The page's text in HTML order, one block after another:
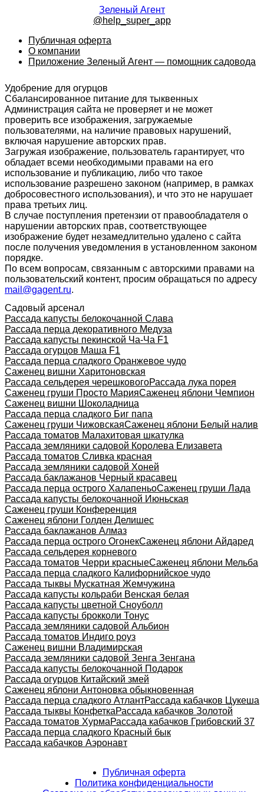
Зеленый Агент
@help_super_app
Публичная оферта
О компании
Приложение Зеленый Агент — помощник садовода
Удобрение для огурцов
Сбалансированное питание для тыквенных
Администрация сайта не проверяет и не может
проверить все изображения, загружаемые
пользователями, на наличие правовых нарушений,
включая нарушение авторских прав.
Загружая изображение, пользователь гарантирует, что
обладает всеми необходимыми правами на его
использование и публикацию, либо что такое
использование разрешено законом (например, в рамках
добросовестного использования), и что это не нарушает
права третьих лиц.
В случае поступления претензии от правообладателя о
нарушении авторских прав, соответствующее
изображение будет незамедлительно удалено с сайта
после получения уведомления в установленном законом
порядке.
По всем вопросам, связанным с авторскими правами на
пользовательский контент, просим обращаться по адресу
mail@gagent.ru.
Садовый арсенал
Рассада капусты белокочанной Слава
Рассада перца декоративного Медуза
Рассада капусты пекинской Ча-Ча F1
Рассада огурцов Маша F1
Рассада перца сладкого Оранжевое чудо
Саженец вишни Харитоновская
Рассада сельдерея черешковогоРассада лука порея
Саженец груши Просто МарияСаженец яблони Чемпион
Саженец вишни Шоколадница
Рассада перца сладкого Биг папа
Саженец груши ЧижовскаяСаженец яблони Белый налив
Рассада томатов Малахитовая шкатулка
Рассада земляники садовой Королева Елизавета
Рассада томатов Сливка красная
Рассада земляники садовой Хоней
Рассада баклажанов Черный красавец
Рассада перца острого ХалапеньоСаженец груши Лада
Рассада капусты белокочанной Июньская
Саженец груши Конференция
Саженец яблони Голден Делишес
Рассада баклажанов Алмаз
Рассада перца острого ОгонекСаженец яблони Айдаред
Рассада сельдерея корневого
Рассада томатов Черри красныеСаженец яблони Мельба
Рассада перца сладкого Калифорнийское чудо
Рассада тыквы Мускатная Жемчужина
Рассада капусты кольраби Венская белая
Рассада капусты цветной Сноуболл
Рассада капусты брокколи Тонус
Рассада земляники садовой Альбион
Рассада томатов Индиго роуз
Саженец вишни Владимирская
Рассада земляники садовой Зенга Зенгана
Рассада капусты белокочанной Подарок
Рассада огурцов Китайский змей
Саженец яблони Антоновка обыкновенная
Рассада перца сладкого АтлантРассада кабачков Цукеша
Рассада тыквы КонфеткаРассада кабачков Золотой
Рассада томатов ХурмаРассада кабачков Грибовский 37
Рассада перца сладкого Красный бык
Рассада кабачков Аэронавт
Публичная оферта
Политика конфиденциальности